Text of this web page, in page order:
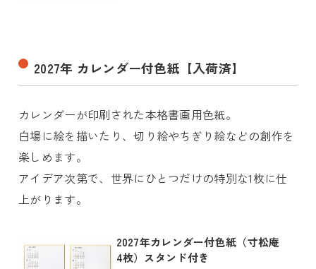
2027年 カレンダー付色紙【入荷済】
カレンダーが印刷された本格書画用色紙。
白場に絵を描いたり、切り絵やちぎり絵などの創作を
楽しめます。
アイデア次第で、世界にひとつだけの特別な1枚に仕
上がります。
2027年カレンダー付色紙（寸松庵
4枚）スタンド付き